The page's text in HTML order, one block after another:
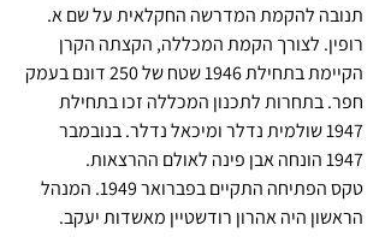
תנובה להקמת המדרשה החקלאית על שם א.
רופין. לצורך הקמת המכללה, הקצתה הקרן
הקיימת בתחילת 1946 שטח של 250 דונם בעמק
חפר. בתחרות לתכנון המכללה זכו בתחילת
1947 שולמית נדלר ומיכאל נדלר. בנובמבר
1947 הונחה אבן פינה לאולם ההרצאות.
טקס הפתיחה התקיים בפברואר 1949. המנהל
הראשון היה אהרון רודשטיין מאשדות יעקב.